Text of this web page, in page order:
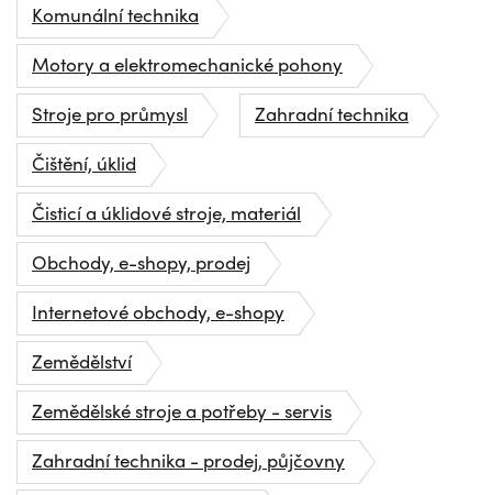
Komunální technika
Motory a elektromechanické pohony
Stroje pro průmysl
Zahradní technika
Čištění, úklid
Čisticí a úklidové stroje, materiál
Obchody, e-shopy, prodej
Internetové obchody, e-shopy
Zemědělství
Zemědělské stroje a potřeby - servis
Zahradní technika - prodej, půjčovny